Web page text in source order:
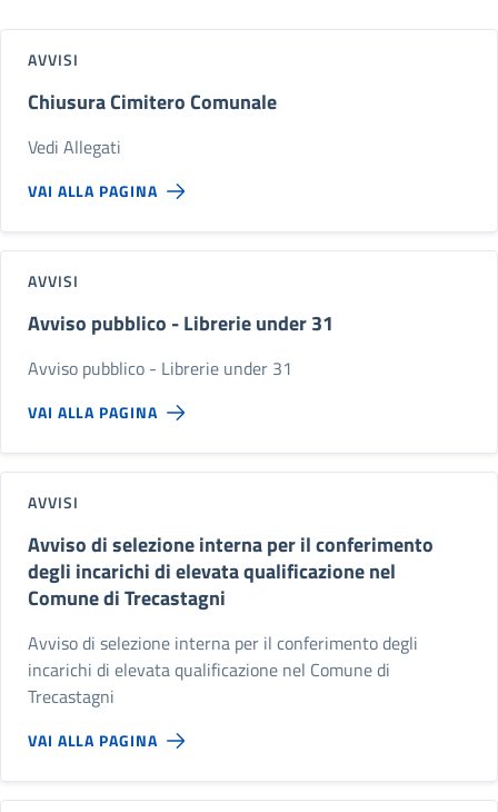
AVVISI
Chiusura Cimitero Comunale
Vedi Allegati
VAI ALLA PAGINA
AVVISI
Avviso pubblico - Librerie under 31
Avviso pubblico - Librerie under 31
VAI ALLA PAGINA
AVVISI
Avviso di selezione interna per il conferimento
degli incarichi di elevata qualificazione nel
Comune di Trecastagni
Avviso di selezione interna per il conferimento degli
incarichi di elevata qualificazione nel Comune di
Trecastagni
VAI ALLA PAGINA